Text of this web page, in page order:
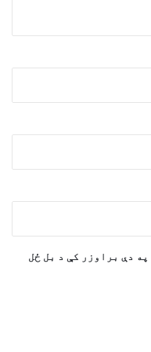
دې براوزر کې د بل ځل